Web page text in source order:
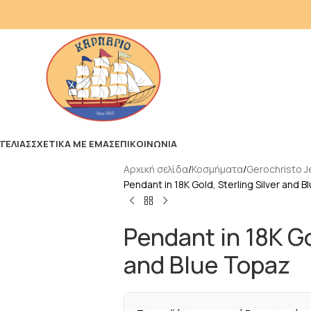
ΣΧΕΤΙΚΑ ΜΕ ΕΜΑΣΕΠΙΚΟΙΝΩΝΙΑ
Αρχική σελίδα Κοσμήματα Gerochristo
Pendant in 18K Gold, Sterling Silver and
Pendant in 18K
and Blue Topaz